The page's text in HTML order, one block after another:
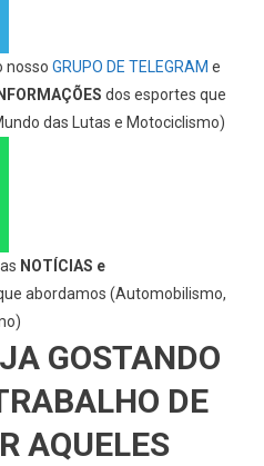
nosso GRUPO DE TELEGRAM e
dos esportes que
das Lutas e Motociclismo)
NOTÍCIAS e
abordamos (Automobilismo,
GOSTANDO
DE
AQUELES